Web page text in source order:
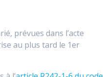
prévues dans l’acte
au plus tard le 1er